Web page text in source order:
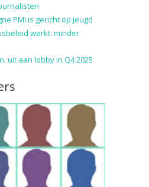
PMI is gericht op jeugd
werkt: minder
uit aan lobby in Q4 2025